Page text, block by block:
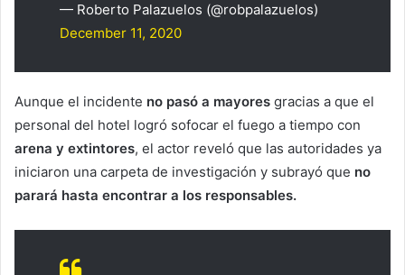
— Roberto Palazuelos (@robpalazuelos)
December 11, 2020
Aunque el incidente no pasó a mayores gracias a que el
personal del hotel logró sofocar el fuego a tiempo con
arena y extintores, el actor reveló que las autoridades ya
iniciaron una carpeta de investigación y subrayó que no
parará hasta encontrar a los responsables.